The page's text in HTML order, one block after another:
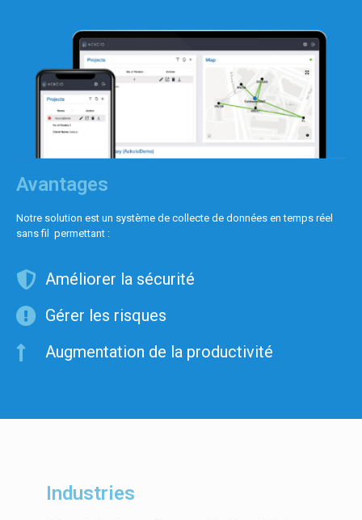
Avantages
Notre solution est un système de collecte de données en temps réel
sans fil permettant :
Améliorer la sécurité
Gérer les risques
Augmentation de la productivité
Industries